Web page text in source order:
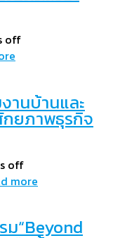
off
านบ้านและ
ยภาพธุรกิจ
off
more
ม“Beyond